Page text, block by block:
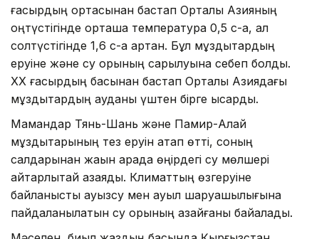
ғасырдың ортасынан бастап Орталық Азияның
оңтүстігінде орташа температура 0,5 с-қа, ал
солтүстігінде 1,6 с-қа артқан. Бұл мұздықтардың
еруіне және су қорының сарқылуына себеп болды.
ХХ ғасырдың басынан бастап Орталық Азиядағы
мұздықтардың ауданы үштен бірге қысқарды.
Мамандар Тянь-Шань және Памир-Алай
мұздықтарының тез еруін атап өтті, соның
салдарынан жақын арада өңірдегі су мөлшері
айтарлықтай азаяды. Климаттың өзгеруіне
байланысты ауызсу мен ауыл шаруашылығына
пайдаланылатын су қорының азайғаны байқалады.